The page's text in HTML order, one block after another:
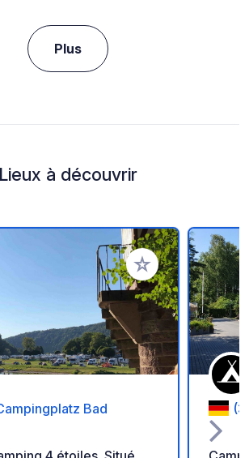
Plus
Lieux à découvrir
Ajouter à vos
Bad